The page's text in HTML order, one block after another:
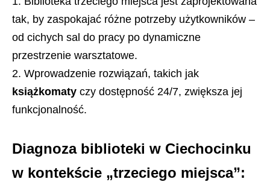
tak, by zaspokajać różne potrzeby użytkowników –
od cichych sal do pracy po dynamiczne
przestrzenie warsztatowe.
Wprowadzenie rozwiązań, takich jak
książkomaty czy dostępność 24/7, zwiększa jej
funkcjonalność.
Diagnoza biblioteki w Ciechocinku
w kontekście „trzeciego miejsca”: